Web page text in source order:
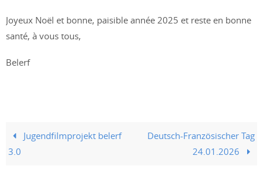
Joyeux Noël et bonne, paisible année 2025 et reste en bonne
santé, à vous tous,
Belerf
Jugendfilmprojekt belerf
3.0
Deutsch-Französischer Tag
24.01.2026